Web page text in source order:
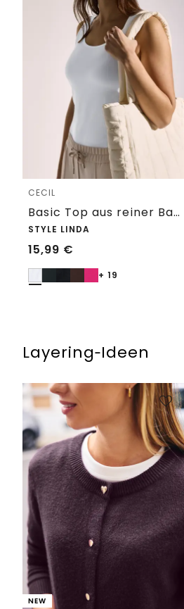
CECIL
Basic Top aus reiner Baumwolle
STYLE LINDA
15,99 €
+ 19
Layering‑Ideen
NEW